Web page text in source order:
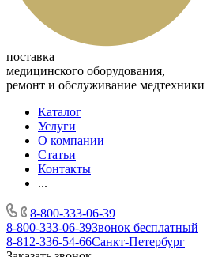
поставка
медицинского оборудования,
ремонт и обслуживание медтехники
Каталог
Услуги
О компании
Статьи
Контакты
...
8-800-333-06-39
8-800-333-06-39Звонок бесплатный
8-812-336-54-66Санкт-Петербург